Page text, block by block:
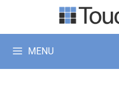
MENU